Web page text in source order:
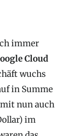
immer
Cloud
wuchs
in Summe
nun auch
im